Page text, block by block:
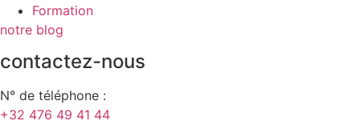
Formation
notre blog
contactez-nous
N° de téléphone :
+32 476 49 41 44